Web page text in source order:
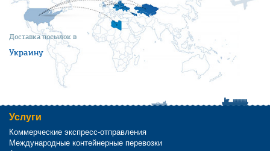
Доставка посылок в
Украину
Услуги
Коммерческие экспресс-отправления
Международные контейнерные перевозки